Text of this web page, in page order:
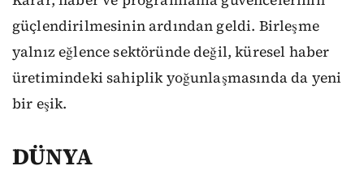
güçlendirilmesinin ardından geldi. Birleşme
yalnız eğlence sektöründe değil, küresel haber
üretimindeki sahiplik yoğunlaşmasında da yeni
bir eşik.
DÜNYA